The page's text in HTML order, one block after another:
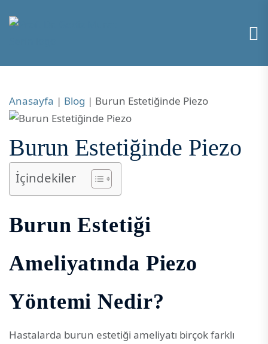
Anasayfa | Blog | Burun Estetiğinde Piezo
Burun Estetiğinde Piezo
İçindekiler
Burun Estetiği
Ameliyatında Piezo
Yöntemi Nedir?
Hastalarda burun estetiği ameliyatı birçok farklı